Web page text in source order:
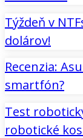
Týždeň v
dolárov!
Recenzia:
smartfón?
Test
robotické